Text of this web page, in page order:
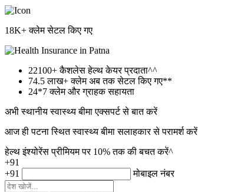
18K+ क्लेम सेटल किए गए
22100+ कैशलेस हेल्थ केयर प्रदाता^^
74.5 लाख+ क्लेम अब तक सेटल किए गए**
24*7 क्लेम और ग्राहक सहायता
अभी स्थानीय स्वास्थ्य बीमा एक्सपर्ट से बात करें
आज ही पटना स्थित स्वास्थ्य बीमा सलाहकार से परामर्श करें
हेल्थ इंश्योरेंस प्रीमियम पर 10% तक की बचत करें^
+91
+91
मोबाइल नंबर